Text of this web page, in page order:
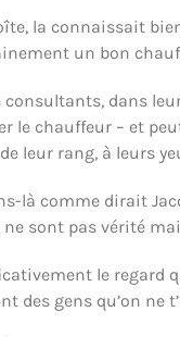
la connaissait
un bon
consultants, dans
le chauffeur – et
leur rang, à leurs
là comme dirait
sont pas vérité
le regard
des gens qu’on ne